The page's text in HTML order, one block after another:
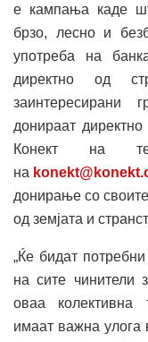
е кампања каде
брзо, лесно и
употреба на
директно од
заинтересирани
донираат
Конект на
на
донирање со
од земјата и
„Ќе бидат
на сите чинители
оваа колективна
имаат важна улога